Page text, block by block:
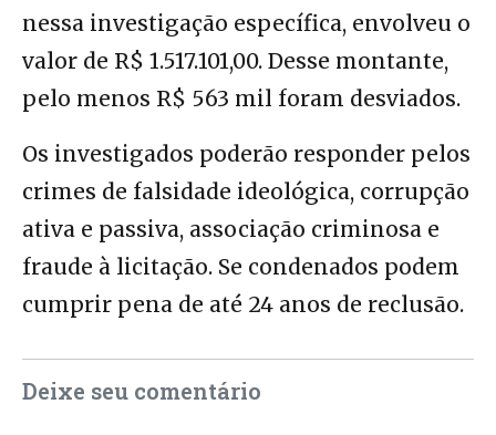
nessa investigação específica, envolveu o
valor de R$ 1.517.101,00. Desse montante,
pelo menos R$ 563 mil foram desviados.
Os investigados poderão responder pelos
crimes de falsidade ideológica, corrupção
ativa e passiva, associação criminosa e
fraude à licitação. Se condenados podem
cumprir pena de até 24 anos de reclusão.
Deixe seu comentário